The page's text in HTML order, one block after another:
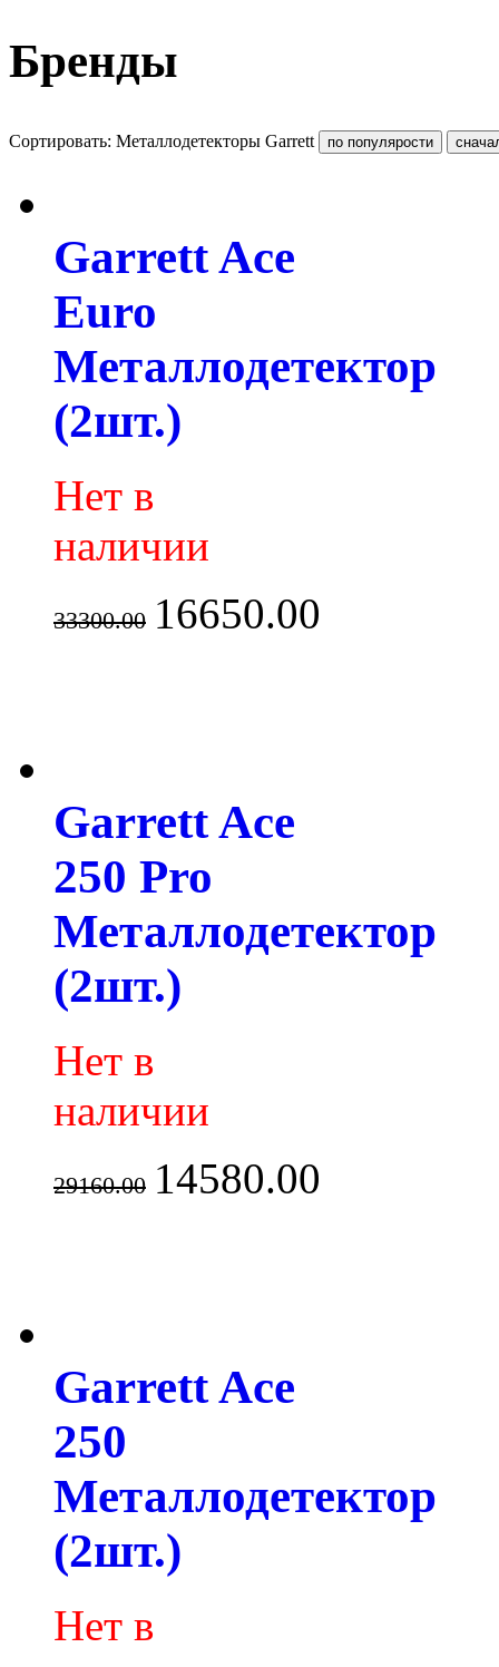
Бренды
Сортировать: Металлодетекторы Garrett
Garrett Ace
Euro
Металлодетектор
(2шт.)
Нет в
наличии
33300.00 16650.00
Garrett Ace
250 Pro
Металлодетектор
(2шт.)
Нет в
наличии
29160.00 14580.00
Garrett Ace
250
Металлодетектор
(2шт.)
Нет в